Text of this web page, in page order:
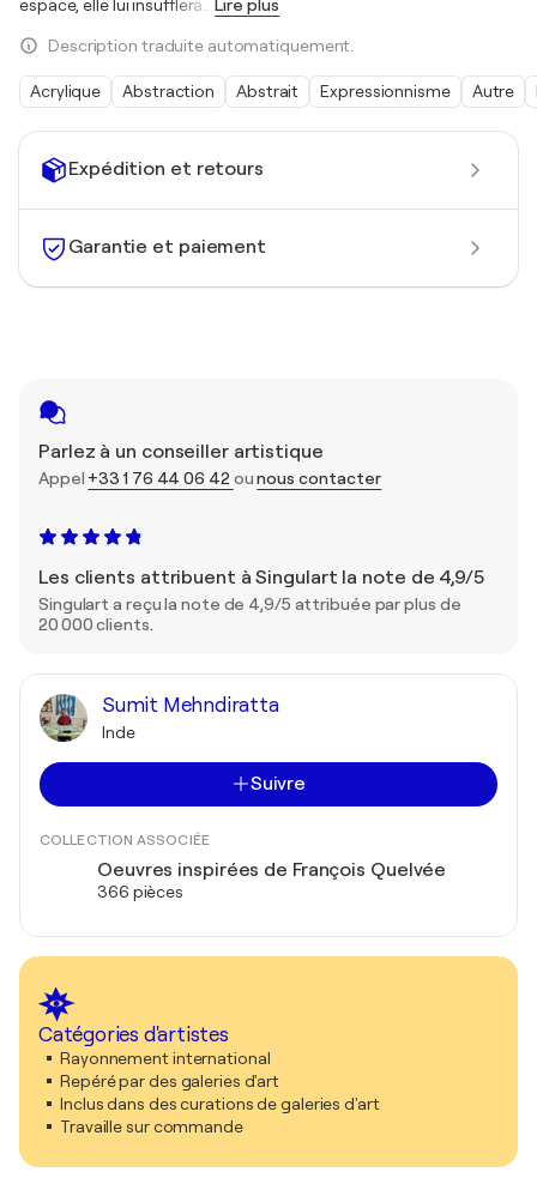
Expédition et retours
Garantie et paiement
Parlez à un conseiller artistique
Appel +33 1 76 44 06 42 ounous contacter
Les clients attribuent à Singulart la note de 4,9/5
Singulart a reçu la note de 4,9/5 attribuée par plus de
20 000 clients.
Sumit Mehndiratta
Inde
Suivre
COLLECTION ASSOCIÉE
Oeuvres inspirées de François Quelvée
366 pièces
Catégories d'artistes
Rayonnement international
Repéré par des galeries d'art
Inclus dans des curations de galeries d'art
Travaille sur commande
espace, elle lui insufflera Lire plus
Description traduite automatiquement.
Acrylique Abstraction Abstrait Expressionnisme Autre